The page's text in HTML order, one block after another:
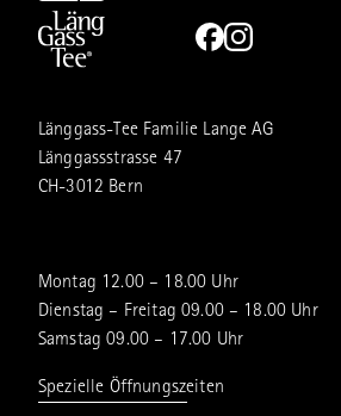
Länggass-Tee Familie Lange AG
Länggassstrasse 47
CH-3012 Bern
Montag 12.00 – 18.00 Uhr
Dienstag – Freitag 09.00 – 18.00 Uhr
Samstag 09.00 – 17.00 Uhr
Spezielle Öffnungszeiten